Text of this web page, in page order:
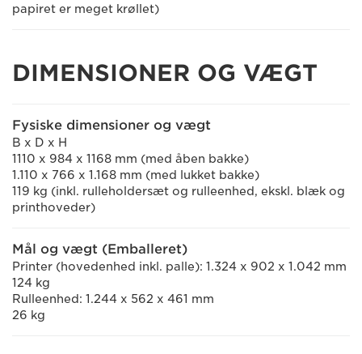
papiret er meget krøllet)
DIMENSIONER OG VÆGT
Fysiske dimensioner og vægt
B x D x H
1110 x 984 x 1168 mm (med åben bakke)
1.110 x 766 x 1.168 mm (med lukket bakke)
119 kg (inkl. rulleholdersæt og rulleenhed, ekskl. blæk og
printhoveder)
Mål og vægt (Emballeret)
Printer (hovedenhed inkl. palle): 1.324 x 902 x 1.042 mm
124 kg
Rulleenhed: 1.244 x 562 x 461 mm
26 kg